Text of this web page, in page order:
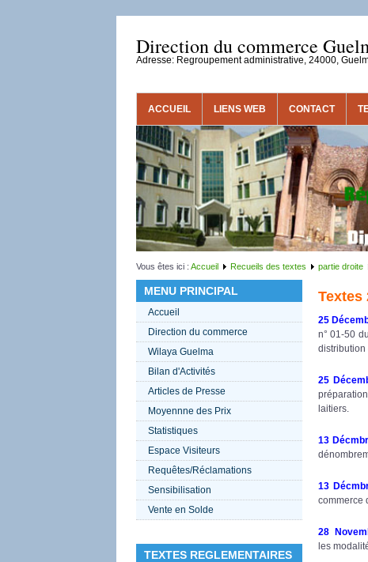
Direction du commerce
Adresse: Regroupement administrative, 24000,
ACCUEIL LIENS WEB CONTACT
Vous êtes ici : Accueil Recueils des textes partie droite
MENU PRINCIPAL
Accueil
Direction du commerce
Wilaya Guelma
Bilan d'Activités
Articles de Presse
Moyennne des Prix
Statistiques
Espace Visiteurs
Requêtes/Réclamations
Sensibilisation
Vente en Solde
TEXTES REGLEMENTAIRES
Textes
25
n° 01-50
distribution
25
laitiers.
13
13
commerce
28
les